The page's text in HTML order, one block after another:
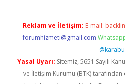
Reklam ve İletişim: E-mail:
forumhizmeti@gmail.com
Yasal Uyarı: Sitemiz, 5651 Sayılı
ve İletişim Kurumu (BTK) tarafından